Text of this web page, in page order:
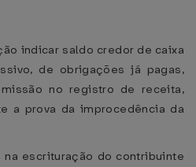
indicar saldo credor de caixa
de obrigações já pagas,
no registro de receita,
a prova da improcedência da
na escrituração do contribuinte